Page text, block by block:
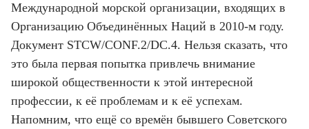
Международной морской организации, входящих в
Организацию Объединённых Наций в 2010-м году.
Документ STCW/CONF.2/DC.4. Нельзя сказать, что
это была первая попытка привлечь внимание
широкой общественности к этой интересной
профессии, к её проблемам и к её успехам.
Напомним, что ещё со времён бывшего Советского